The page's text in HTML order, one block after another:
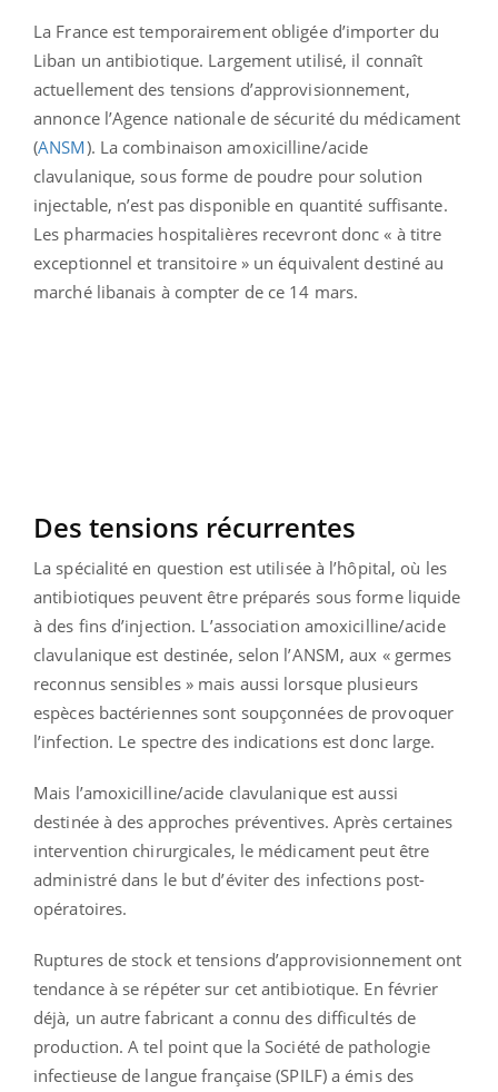
La France est temporairement obligée d’importer du
Liban un antibiotique. Largement utilisé, il connaît
actuellement des tensions d’approvisionnement,
annonce l’Agence nationale de sécurité du médicament
(ANSM). La combinaison amoxicilline/acide
clavulanique, sous forme de poudre pour solution
injectable, n’est pas disponible en quantité suffisante.
Les pharmacies hospitalières recevront donc « à titre
exceptionnel et transitoire » un équivalent destiné au
marché libanais à compter de ce 14 mars.
Des tensions récurrentes
La spécialité en question est utilisée à l’hôpital, où les
antibiotiques peuvent être préparés sous forme liquide
à des fins d’injection. L’association amoxicilline/acide
clavulanique est destinée, selon l’ANSM, aux « germes
reconnus sensibles » mais aussi lorsque plusieurs
espèces bactériennes sont soupçonnées de provoquer
l’infection. Le spectre des indications est donc large.
Mais l’amoxicilline/acide clavulanique est aussi
destinée à des approches préventives. Après certaines
intervention chirurgicales, le médicament peut être
administré dans le but d’éviter des infections post-
opératoires.
Ruptures de stock et tensions d’approvisionnement ont
tendance à se répéter sur cet antibiotique. En février
déjà, un autre fabricant a connu des difficultés de
production. A tel point que la Société de pathologie
infectieuse de langue française (SPILF) a émis des